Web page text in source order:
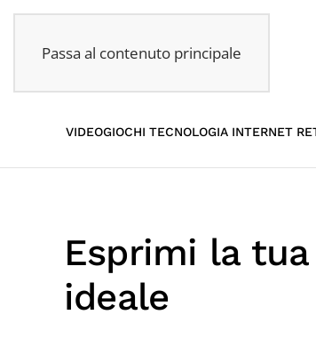
Passa al contenuto principale
VIDEOGIOCHI TECNOLOGIA INTERNET
Esprimi la
ideale